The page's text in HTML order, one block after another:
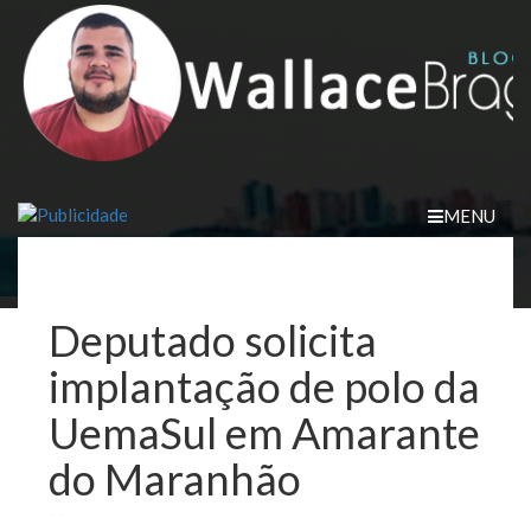
content
MENU
Deputado solicita
implantação de polo da
UemaSul em Amarante
do Maranhão